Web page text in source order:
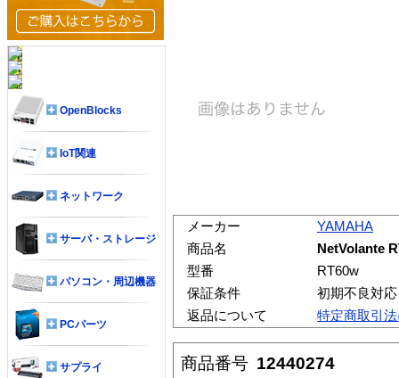
メーカー
YAMAHA
商品名
NetVolante
型番
RT60w
保証条件
初期不良対
返品について
特定商取引
商品番号 12440274
OpenBlocks
IoT関連
ネットワーク
サーバ・ストレージ
パソコン・周辺機器
PCパーツ
サプライ